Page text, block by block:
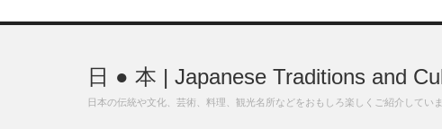
日 ● 本 | Japanese Traditions and
日本の伝統や文化、芸術、料理、観光名所などをおもしろ楽しくご紹介していま